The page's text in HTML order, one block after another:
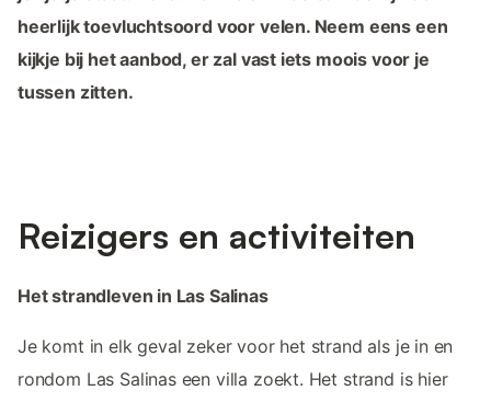
heerlijk toevluchtsoord voor velen. Neem eens een
kijkje bij het aanbod, er zal vast iets moois voor je
tussen zitten.
Reizigers en activiteiten
Het strandleven in Las Salinas
Je komt in elk geval zeker voor het strand als je in en
rondom Las Salinas een villa zoekt. Het strand is hier